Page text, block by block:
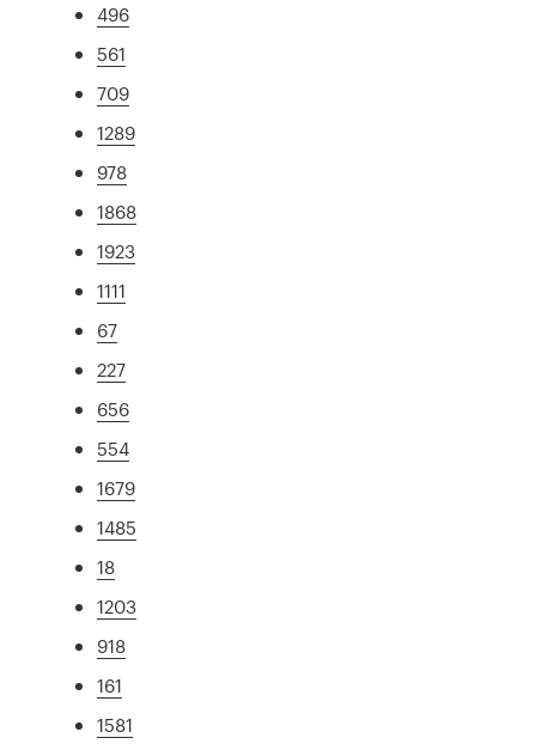
496
561
709
1289
978
1868
1923
1111
67
227
656
554
1679
1485
18
1203
918
161
1581